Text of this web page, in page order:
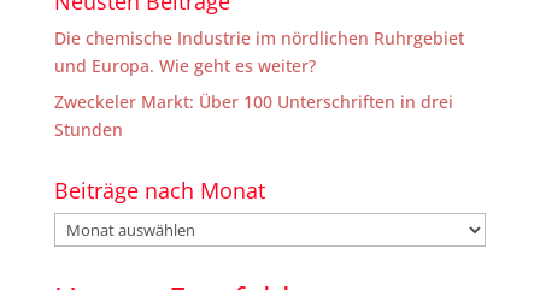
Die chemische Industrie im nördlichen Ruhrgebiet
und Europa. Wie geht es weiter?
Zweckeler Markt: Über 100 Unterschriften in drei
Stunden
Beiträge nach Monat
Beiträge
nach